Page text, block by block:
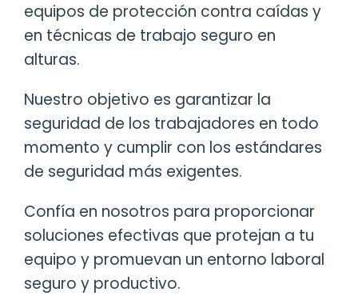
equipos de protección contra caídas y
en técnicas de trabajo seguro en
alturas.
Nuestro objetivo es garantizar la
seguridad de los trabajadores en todo
momento y cumplir con los estándares
de seguridad más exigentes.
Confía en nosotros para proporcionar
soluciones efectivas que protejan a tu
equipo y promuevan un entorno laboral
seguro y productivo.